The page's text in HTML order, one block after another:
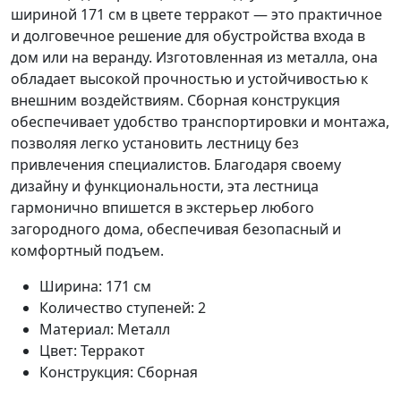
шириной 171 см в цвете терракот — это практичное
и долговечное решение для обустройства входа в
дом или на веранду. Изготовленная из металла, она
обладает высокой прочностью и устойчивостью к
внешним воздействиям. Сборная конструкция
обеспечивает удобство транспортировки и монтажа,
позволяя легко установить лестницу без
привлечения специалистов. Благодаря своему
дизайну и функциональности, эта лестница
гармонично впишется в экстерьер любого
загородного дома, обеспечивая безопасный и
комфортный подъем.
Ширина: 171 см
Количество ступеней: 2
Материал: Металл
Цвет: Терракот
Конструкция: Сборная